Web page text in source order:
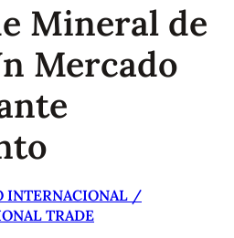
Mineral de
Mercado
INTERNACIONAL /
TRADE